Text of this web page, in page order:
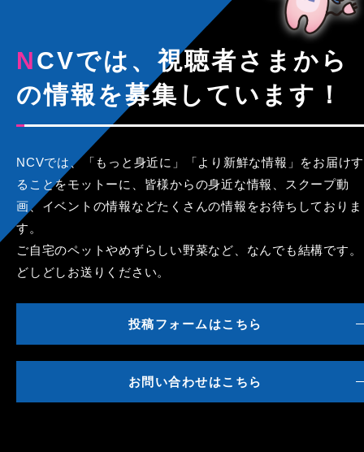
NCVでは、視聴者さまから
の情報を募集しています！
NCVでは、「もっと身近に」「より新鮮な情報」をお届けす
ることをモットーに、皆様からの身近な情報、スクープ動
画、イベントの情報などたくさんの情報をお待ちしておりま
す。
ご自宅のペットやめずらしい野菜など、なんでも結構です。
どしどしお送りください。
投稿フォームはこちら
お問い合わせはこちら